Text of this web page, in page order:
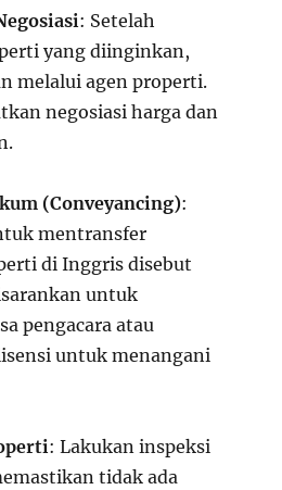
: Setelah
yang diinginkan,
melalui agen properti.
negosiasi harga dan
(Conveyancing):
mentransfer
di Inggris disebut
untuk
pengacara atau
untuk menangani
: Lakukan inspeksi
tidak ada